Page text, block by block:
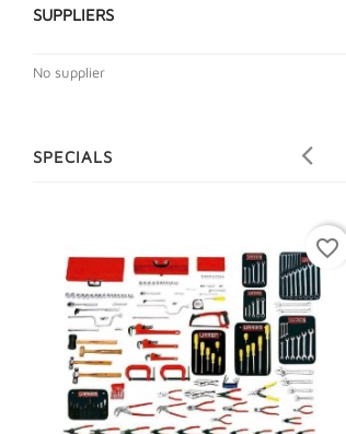
SUPPLIERS
No supplier
SPECIALS
favorite_border